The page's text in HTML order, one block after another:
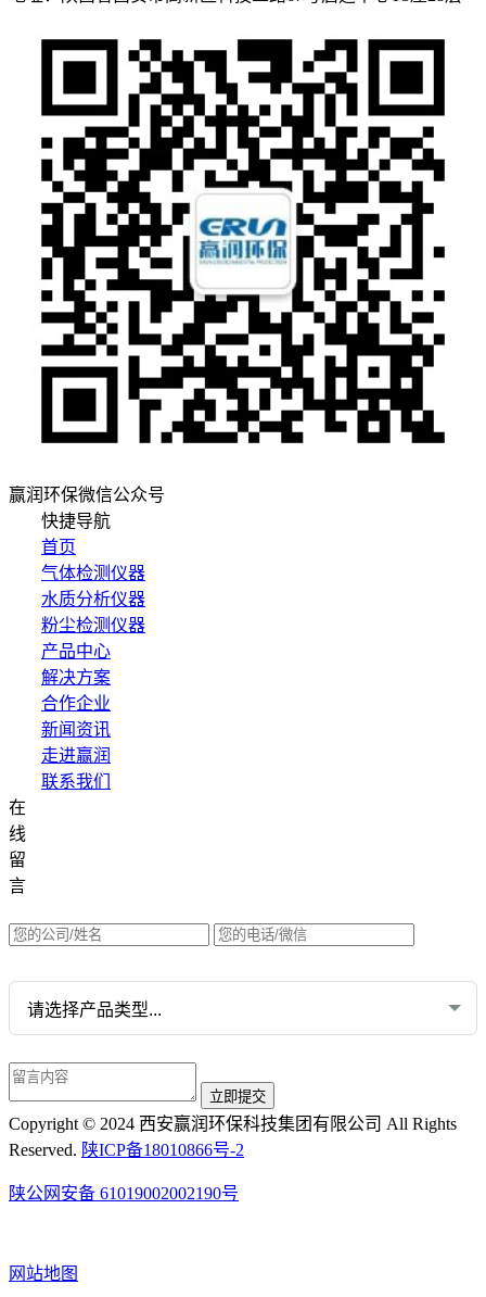
赢润环保微信公众号
快捷导航
首页
气体检测仪器
水质分析仪器
粉尘检测仪器
产品中心
解决方案
合作企业
新闻资讯
走进赢润
联系我们
在
线
留
言
Copyright © 2024 西安赢润环保科技集团有限公司 All Rights
Reserved. 陕ICP备18010866号-2
陕公网安备 61019002002190号
网站地图